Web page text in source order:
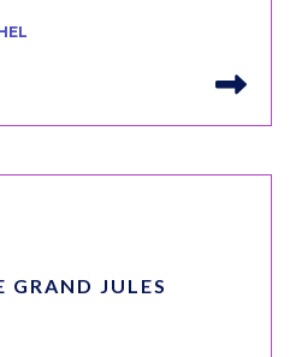
GRAND JULES